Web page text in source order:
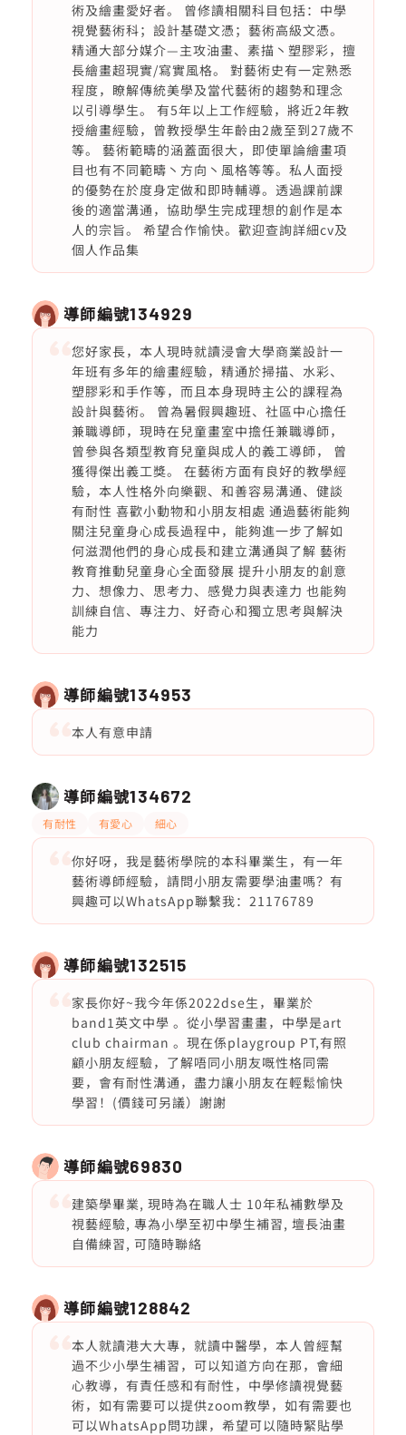
術及繪畫愛好者。 曾修讀相關科目包括：中學
視覺藝術科；設計基礎文憑；藝術高級文憑。
精通大部分媒介—主攻油畫、素描丶塑膠彩，擅
長繪畫超現實/寫實風格。 對藝術史有一定熟悉
程度，瞭解傳統美學及當代藝術的趨勢和理念
以引導學生。 有5年以上工作經驗，將近2年教
授繪畫經驗，曾教授學生年齡由2歲至到27歲不
等。 藝術範疇的涵蓋面很大，即使單論繪畫項
目也有不同範疇丶方向丶風格等等。私人面授
的優勢在於度身定做和即時輔導。透過課前課
後的適當溝通，協助學生完成理想的創作是本
人的宗旨。 希望合作愉快。歡迎查詢詳細cv及
個人作品集
導師編號134929
您好家長，本人現時就讀浸會大學商業設計一
年班有多年的繪畫經驗，精通於掃描、水彩、
塑膠彩和手作等，而且本身現時主公的課程為
設計與藝術。 曾為暑假興趣班、社區中心擔任
兼職導師，現時在兒童畫室中擔任兼職導師，
曾參與各類型教育兒童與成人的義工導師， 曾
獲得傑出義工獎。 在藝術方面有良好的教學經
驗，本人性格外向樂觀、和善容易溝通、健談
有耐性 喜歡小動物和小朋友相處 通過藝術能夠
關注兒童身心成長過程中，能夠進一步了解如
何滋潤他們的身心成長和建立溝通與了解 藝術
教育推動兒童身心全面發展 提升小朋友的創意
力、想像力、思考力、感覺力與表達力 也能夠
訓練自信、專注力、好奇心和獨立思考與解決
能力
導師編號134953
本人有意申請
導師編號134672
有耐性 有愛心 細心
你好呀，我是藝術學院的本科畢業生，有一年
藝術導師經驗，請問小朋友需要學油畫嗎？有
興趣可以WhatsApp聯繫我：21176789
導師編號132515
家長你好~我今年係2022dse生，畢業於
band1英文中學 。從小學習畫畫，中學是art
club chairman 。現在係playgroup PT,有照
顧小朋友經驗，了解唔同小朋友嘅性格同需
要，會有耐性溝通，盡力讓小朋友在輕鬆愉快
學習！(價錢可另議）謝謝
導師編號69830
建築學畢業, 現時為在職人士 10年私補數學及
視藝經驗, 專為小學至初中學生補習, 壇長油畫
自備練習, 可隨時聯絡
導師編號128842
本人就讀港大大專，就讀中醫學，本人曾經幫
過不少小學生補習，可以知道方向在那，會細
心教導，有責任感和有耐性，中學修讀視覺藝
術，如有需要可以提供zoom教學，如有需要也
可以WhatsApp問功課，希望可以隨時緊貼學